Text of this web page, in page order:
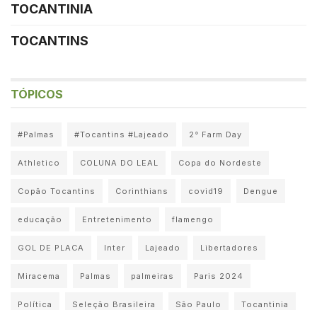
TOCANTINIA
TOCANTINS
TÓPICOS
#Palmas #Tocantins #Lajeado 2° Farm Day
Athletico COLUNA DO LEAL Copa do Nordeste
Copão Tocantins Corinthians covid19 Dengue
educação Entretenimento flamengo
GOL DE PLACA Inter Lajeado Libertadores
Miracema Palmas palmeiras Paris 2024
Política Seleção Brasileira São Paulo Tocantinia